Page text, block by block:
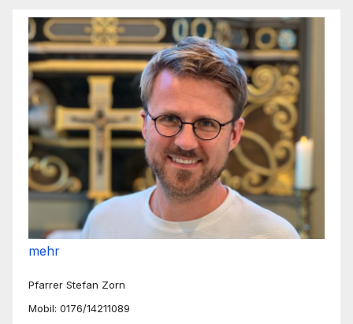
mehr
Pfarrer Stefan Zorn
Mobil: 0176/14211089